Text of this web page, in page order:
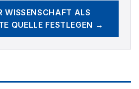
WISSENSCHAFT ALS
QUELLE FESTLEGEN →